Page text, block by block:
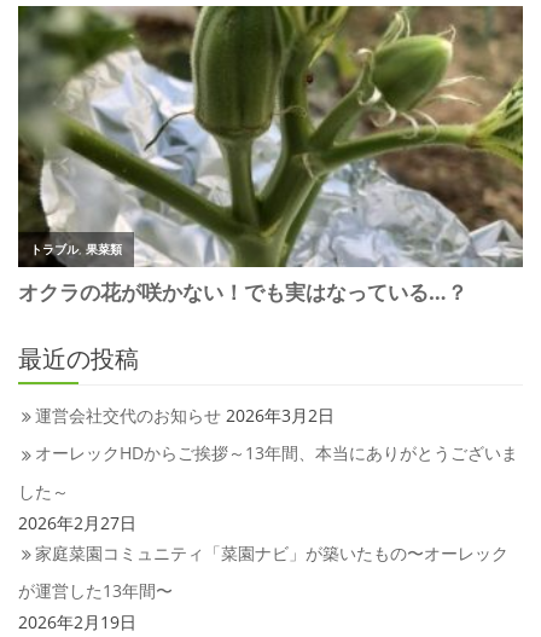
最近の投稿
運営会社交代のお知らせ 2026年3月2日
オーレックHDからご挨拶～13年間、本当にありがとうございま
した～
2026年2月27日
家庭菜園コミュニティ「菜園ナビ」が築いたもの〜オーレック
が運営した13年間〜
2026年2月19日